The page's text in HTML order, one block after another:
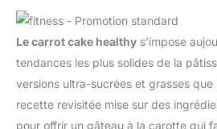
Le carrot cake healthy s’impose
tendances les plus solides de la
versions ultra-sucrées et grasses que
recette revisitée mise sur des
pour offrir un gâteau à la carotte qui